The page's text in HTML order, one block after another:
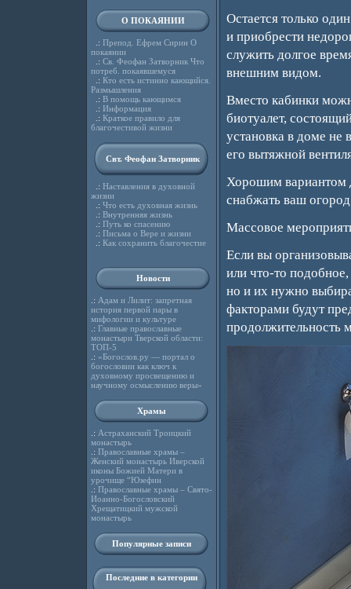
О ПОКАЯНИИ
.: Препод. Ефрем Сирин О
покаянии
.: Св. Феофан Затворник Что
потреб. покаявшемуся
.: Кто есть истинно кающийся.
Размышления
.: В помощь кающимся
.: Информация
.: Краткое правило для
благочестивой жизни
Свт. Феофан Затворник
.: Наставления в духовной
жизни
.: Что есть духовная жизнь
.: Внутренняя жизнь
.: Путь ко спасению
.: Письма о Вере и жизни
.: Как сохранить благочестие
Новости
.: Адам и Лилит: запретная
история первой пары в
мифологии и культуре
.: Главные православные
монастыри Тверской области:
ТОП-5
.: «Богослов.ру — портал о
богословии как ключ к
духовному просвещению и
научному осмыслению веры»
Храмы
.: Астраханский Троицкий
монастырь
.: Православные храмы –
Женский монастырь Иверской
иконы Божией Матери в
урочище “Юзефин
.: Православные храмы – Свято-
Иоанно-Богословский
Хрещатицкий мужской
монастырь
Популярные записи
Последние в категории
Остается только
и приобрести
служить долгое
внешним видом.
Вместо кабинки
биотуалет,
установка в доме не
его вытяжной
Хорошим вариантом
снабжать ваш
Массовое
Если вы
или что-то
но и их нужно
факторами будут
продолжительность